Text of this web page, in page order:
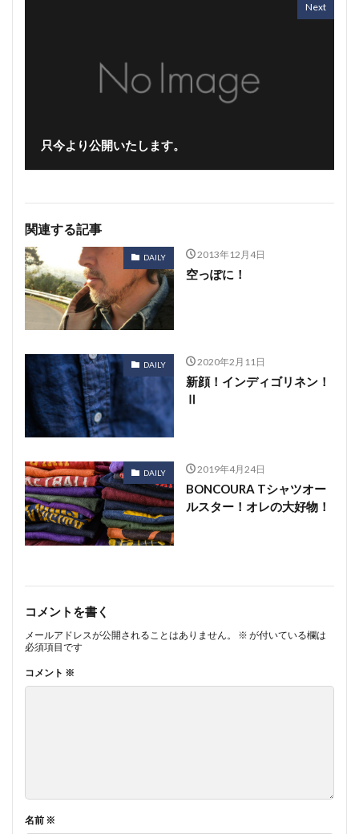
Next
只今より公開いたします。
関連する記事
DAILY 2013年12月4日
空っぽに！
DAILY 2020年2月11日
新顔！インディゴリネン！
Ⅱ
DAILY 2019年4月24日
BONCOURA Tシャツオー
ルスター！オレの大好物！
コメントを書く
メールアドレスが公開されることはありません。 ※ が付いている欄は
必須項目です
コメント ※
名前 ※